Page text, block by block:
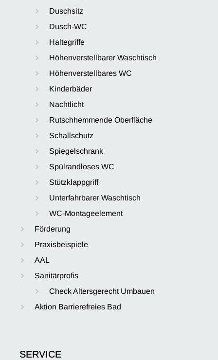
Duschsitz
Dusch-WC
Haltegriffe
Höhenverstellbarer Waschtisch
Höhenverstellbares WC
Kinderbäder
Nachtlicht
Rutschhemmende Oberfläche
Schallschutz
Spiegelschrank
Spülrandloses WC
Stützklappgriff
Unterfahrbarer Waschtisch
WC-Montageelement
Förderung
Praxisbeispiele
AAL
Sanitärprofis
Check Altersgerecht Umbauen
Aktion Barrierefreies Bad
SERVICE